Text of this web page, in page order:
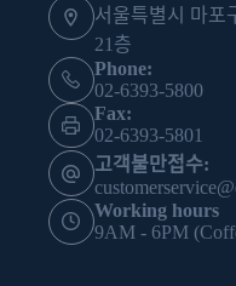
서울특별시 마포
21층
Phone:
02-6393-5800
Fax:
02-6393-5801
고객불만접수:
Working hours
9AM - 6PM